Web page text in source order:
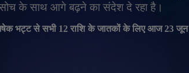
के साथ आगे बढ़ने का संदेश दे रहा है।
भट्ट से सभी 12 राशि के जातकों के लिए आज 23जून